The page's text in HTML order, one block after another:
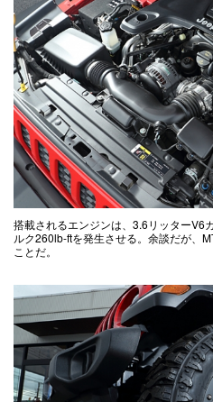
搭載されるエンジンは、3.6リッターV6
ルク260lb-ftを発生させる。余談だが、
ことだ。